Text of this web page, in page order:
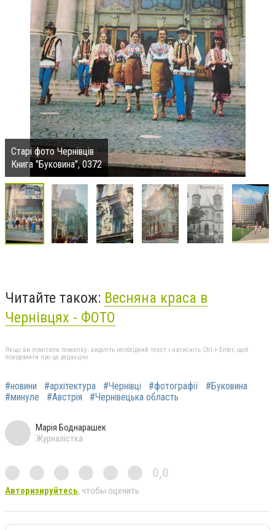
Старі фото Чернівців
Книга "Буковина", 0372
Читайте також: Весняна краса в
Чернівцях - ФОТО
Якщо ви помітили помилку, виділіть необхідний текст і натисніть Ctrl + Enter, щоб
повідомити про це редакцію
#новини #архітектура #Чернівці #фотографії
#Буковина
#минуле
#Австрія #Чернівецька область
Марія Боднарашек
Журналістка
0,0
Авторизируйтесь, чтобы оценить